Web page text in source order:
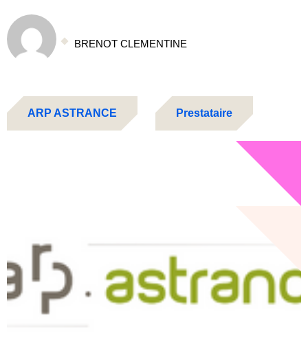
BRENOT CLEMENTINE